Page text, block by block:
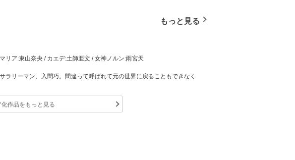
もっと見る
リア:東山奈央 / カエデ:土師亜文 / 女神ノルン:雨宮天
リーマン、入間巧。間違って呼ばれて元の世界に戻ることもできなく
ら手厚すぎるほどの加護と過保護なサポートを受け、剣あり魔法あり
に。「戦闘職は絶対合わない」と地味な生産職を希望し、バトルとは無
スキル『錬金術』は、聖剣から空飛ぶ船まで何でも作れる超最強スキ
ではボロ儲け、バトルでは無双状態に！？
:ささかまたろう
化作品をもっと見る